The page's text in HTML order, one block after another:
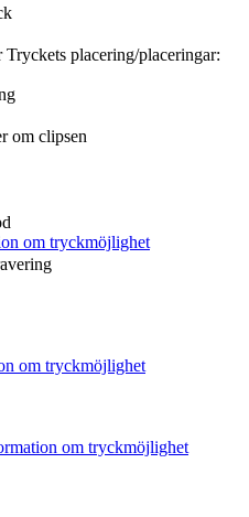
Tryckets placering/placeringar:
om clipsen
om tryckmöjlighet
om tryckmöjlighet
om tryckmöjlighet